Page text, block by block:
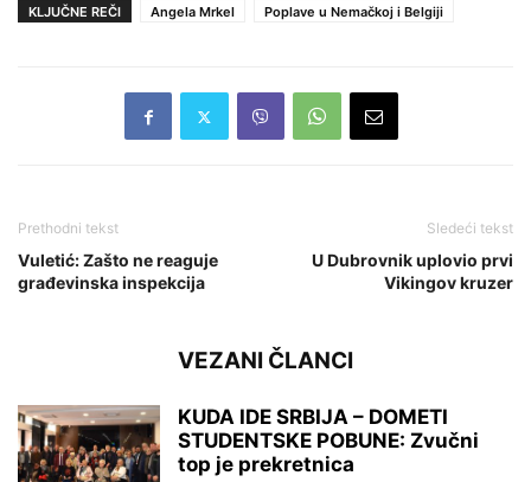
KLJUČNE REČI Angela Mrkel Poplave u Nemačkoj i Belgiji
Prethodni tekst
Vuletić: Zašto ne reaguje
građevinska inspekcija
Sledeći tekst
U Dubrovnik uplovio prvi
Vikingov kruzer
VEZANI ČLANCI
KUDA IDE SRBIJA – DOMETI
STUDENTSKE POBUNE: Zvučni
top je prekretnica